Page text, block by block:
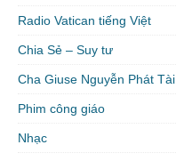
Radio Vatican tiếng Việt
Chia Sẻ – Suy tư
Cha Giuse Nguyễn Phát Tài
Phim công giáo
Nhạc